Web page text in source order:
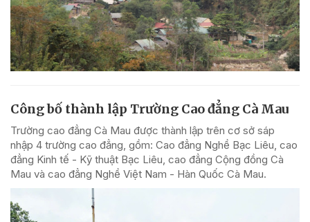
Công bố thành lập Trường Cao đẳng Cà Mau
Trường cao đẳng Cà Mau được thành lập trên cơ sở sáp
nhập 4 trường cao đẳng, gồm: Cao đẳng Nghề Bạc Liêu, cao
đẳng Kinh tế - Kỹ thuật Bạc Liêu, cao đẳng Cộng đồng Cà
Mau và cao đẳng Nghề Việt Nam - Hàn Quốc Cà Mau.